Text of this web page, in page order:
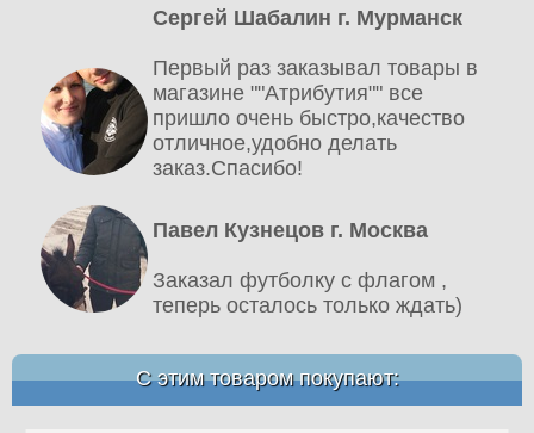
Сергей Шабалин г. Мурманск
Первый раз заказывал товары в
магазине ""Атрибутия"" все
пришло очень быстро,качество
отличное,удобно делать
заказ.Спасибо!
Павел Кузнецов г. Москва
Заказал футболку с флагом ,
теперь осталось только ждать)
С этим товаром покупают: